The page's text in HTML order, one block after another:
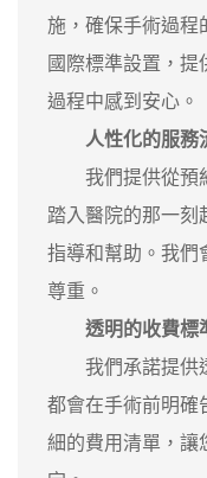
施，確保手術過程
國際標準設置，
過程中感到安心。
人性化的服務
我們提供從預約
踏入醫院的那一刻
指導和幫助。我們
尊重。
透明的收費標
我們承諾提供透
都會在手術前明確
細的費用清單，讓